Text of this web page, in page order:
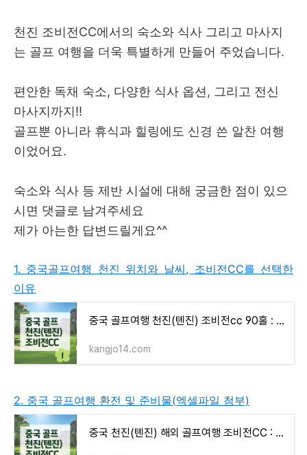
천진 조비전CC에서의 숙소와 식사 그리고 마사지
는 골프 여행을 더욱 특별하게 만들어 주었습니다.
편안한 독채 숙소, 다양한 식사 옵션, 그리고 전신
마사지까지!!
골프뿐 아니라 휴식과 힐링에도 신경 쓴 알찬 여행
이었어요.
숙소와 식사 등 제반 시설에 대해 궁금한 점이 있으
시면 댓글로 남겨주세요
제가 아는한 답변드릴게요^^
1. 중국골프여행 천진 위치와 날씨, 조비전CC를 선택한
이유
중국 골프여행 천진(톈진) 조비전cc 90홀 : 위치와 날씨, 선택한 이유 _ #1
kangjo14.com
2. 중국 골프여행 환전 및 준비물(엑셀파일 첨부)
중국 천진(톈진) 해외 골프여행 조비전CC : 환전 및 준비물(엑셀 파일有) _ #2